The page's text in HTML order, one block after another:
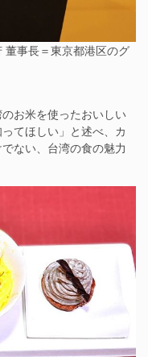
董事長＝東京都港区のグ
お米を使ったおいしい
てほしい」と述べ、カ
ない、台湾の食の魅力